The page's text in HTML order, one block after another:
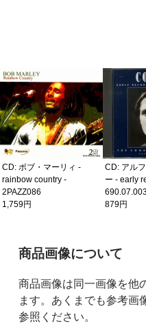
CD: ボブ・マーリィ -
rainbow country -
2PAZZ086
1,759円
CD: アル
ー - early
879円
ご購入前の注意事
商品画像について
商品画像は同一画像を他
ます。あくまでも参考画
参照ください。